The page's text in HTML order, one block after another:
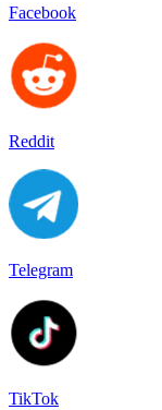
Facebook
Reddit
Telegram
TikTok